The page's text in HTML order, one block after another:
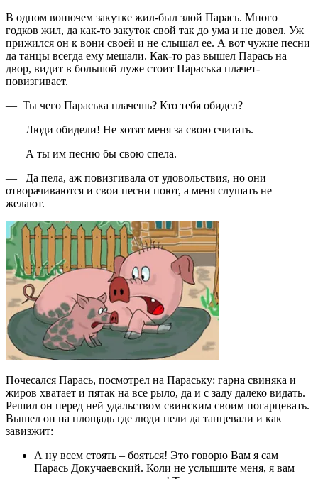
В одном вонючем закутке жил-был злой Парась. Много
годков жил, да как-то закуток свой так до ума и не довел. Уж
прижился он к вони своей и не слышал ее. А вот чужие песни
да танцы всегда ему мешали. Как-то раз вышел Парась на
двор, видит в большой луже стоит Параська плачет-
повизгивает.
— Ты чего Параська плачешь? Кто тебя обидел?
— Люди обидели! Не хотят меня за свою считать.
— А ты им песню бы свою спела.
— Да пела, аж повизгивала от удовольствия, но они
отворачиваются и свои песни поют, а меня слушать не
желают.
Почесался Парась, посмотрел на Параську: гарна свиняка и
жиров хватает и пятак на все рыло, да и с заду далеко видать.
Решил он перед ней удальством свинским своим погарцевать.
Вышел он на площадь где люди пели да танцевали и как
завизжит:
А ну всем стоять – бояться! Это говорю Вам я сам
Парась Докучаевский. Коли не услышите меня, я вам